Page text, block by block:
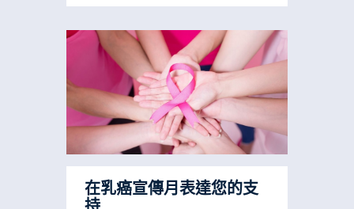
在乳癌宣傳月表達您的支